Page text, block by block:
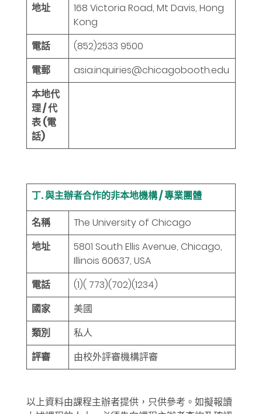
地址
168 Victoria Road, Mt Davis, Hong
Kong
電話
(852)2533 9500
電郵
asia.inquiries@chicagobooth.edu
本地代
理 / 代
表 (電
話)
丁. 與主辦者合作的非本地機構 / 專業團體
名稱
The University of Chicago
地址
5801 South Ellis Avenue, Chicago,
Illinois 60637, USA
電話
(1)( 773)(702)(1234)
國家
美國
類別
私人
評審
由校外評審機構評審
以上資料由課程主辦者提供，只供參考。如擬報讀